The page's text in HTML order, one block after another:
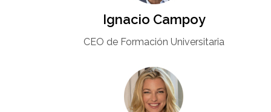
Ignacio Campoy​
CEO de Formación Universitaria​